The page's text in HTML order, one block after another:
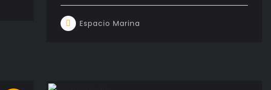
Espacio Marina